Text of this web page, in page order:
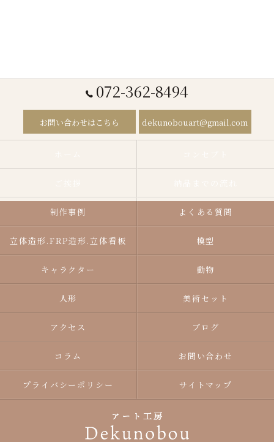
072-362-8494
お問い合わせはこちら dekunobouart@gmail.com
制作事例 よくある質問
立体造形.FRP造形.立体看板 模型
キャラクター 動物
人形 美術セット
アクセス ブログ
コラム お問い合わせ
プライバシーポリシー サイトマップ